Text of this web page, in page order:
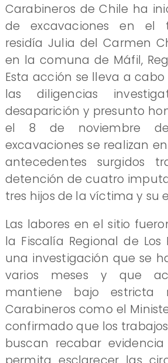
Carabineros de Chile ha
de excavaciones en el
residía Julia del Carmen
en la comuna de Máfil,
Esta acción se lleva a
las diligencias
desaparición y presunto
el 8 de noviembre de
excavaciones se realizan
antecedentes surgidos
detención de cuatro
tres hijos de la víctima y su
Las labores en el sitio
la Fiscalía Regional de Los
una investigación que se
varios meses y que
mantiene bajo estricta
Carabineros como el
confirmado que los
buscan recabar